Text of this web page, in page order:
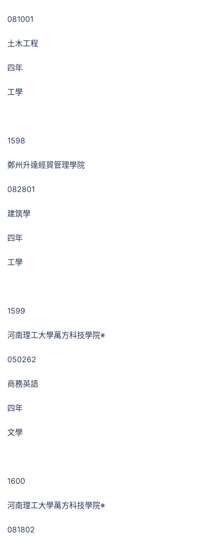
081001
土木工程
四年
工學
1598
鄭州升達經貿管理學院
082801
建筑學
四年
工學
1599
河南理工大學萬方科技學院※
050262
商務英語
四年
文學
1600
河南理工大學萬方科技學院※
081802